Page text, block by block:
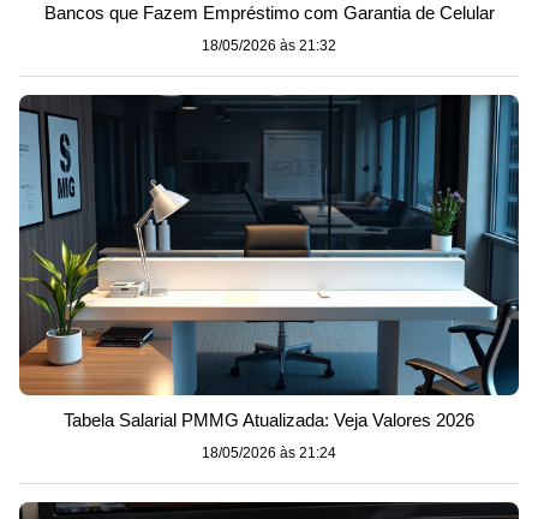
Bancos que Fazem Empréstimo com Garantia de Celular
18/05/2026 às 21:32
Tabela Salarial PMMG Atualizada: Veja Valores 2026
18/05/2026 às 21:24